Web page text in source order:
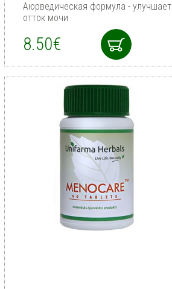
Аюрведическая формула - улучшает
отток мочи
8.50€